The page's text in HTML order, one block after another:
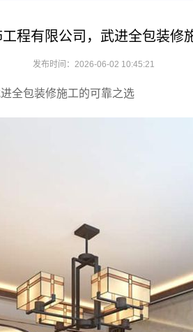
程有限公司，武进全包装修
发布时间：2026-06-02 10:45:21
全包装修施工的可靠之选